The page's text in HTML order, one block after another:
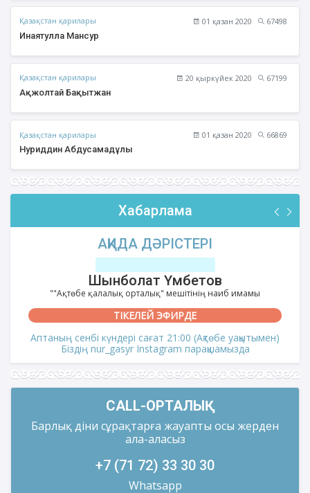
Қазақстан қарилары 01 қазан 2020
67498
Инаятулла Мансур
Қазақстан қарилары 20 қыркүйек 2020
67199
Ақжолтай Бақытжан
Қазақстан қарилары 01 қазан 2020
66869
Нуриддин Абдусамадұлы
Хабарлама
АҚИДА ДӘРІСТЕРІ
Шынболат Үмбетов
""Ақтөбе қалалық орталық" мешітінің наиб имамы
ТІКЕЛЕЙ ЭФИРДЕ
Аптаның сенбі күндері сағат 21:00 (Ақтөбе уақытымен)
Біздің nur_gasyr Instagram парақшамызда
CALL-ОРТАЛЫҚ
Барлық діни сұрақтарға жауапты осы жерден
ала-аласыз
+7 (71 72) 33 30 30
Whatsapp